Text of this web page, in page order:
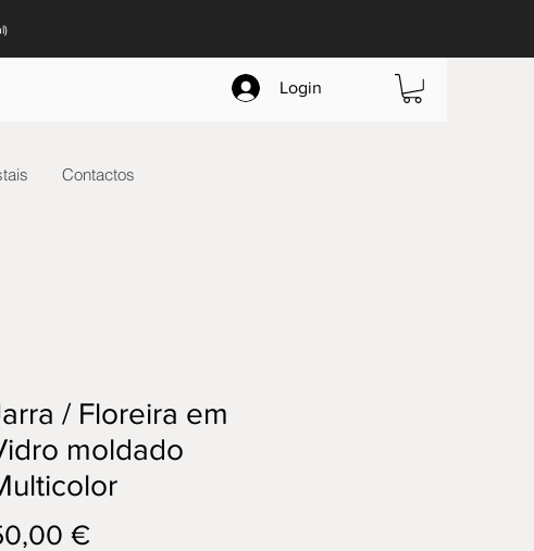
Login
Contactos
/ Floreira em
moldado
€Preço